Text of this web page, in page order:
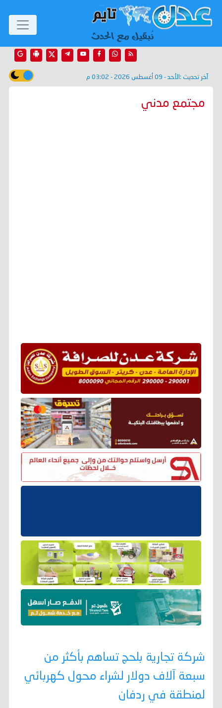
آخر تحديث : الأحد - 09 أغسطس 2026 - 03:02 م
مجتمع مدني
شركة تجارية بلحج تساهم بأكثر من
سبعة آلاف دولار لشراء محول كهربائي
لمنطقة في ردفان